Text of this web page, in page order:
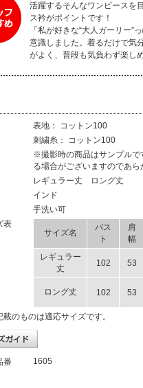
活躍するそんなワンピースを
ス衿がポイントです！
「私が好きな“大人ガーリー
意識しました。着るだけで気
がよく、普段も気負わず楽し
表地： コットン100
刺繍糸： コットン100
※撮影時の商品はサンプルで
る場合がございますのであら
レギュラー丈 ロング丈
インド
手洗い可
表
サイズ名
バス
ト
肩
幅
レギュラー
丈
102 53
ロング丈 102 53
のものは適応サイズです。
番 1605